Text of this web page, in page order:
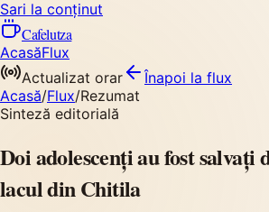
Sari la conținut
Cafelutza
AcasăFlux
Actualizat orar
Înapoi la flux
Acasă/Flux/Rezumat
Sinteză editorială
Doi adolescenți au fost salvați
lacul din Chitila